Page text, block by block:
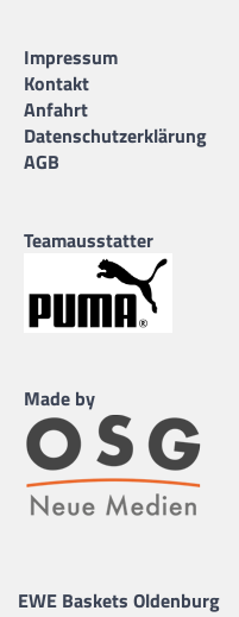
Impressum
Kontakt
Anfahrt
Datenschutzerklärung
AGB
Teamausstatter
Made by
EWE Baskets Oldenburg